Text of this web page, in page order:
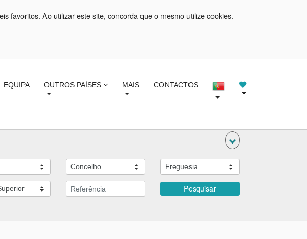
favoritos. Ao utilizar este site, concorda que o mesmo utilize cookies.
EQUIPA OUTROS PAÍSES MAIS CONTACTOS
Pesquisar